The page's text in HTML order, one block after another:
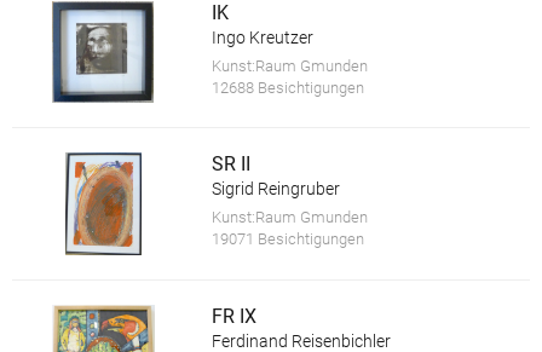
IK
Ingo Kreutzer
Kunst:Raum Gmunden
12688 Besichtigungen
SR II
Sigrid Reingruber
Kunst:Raum Gmunden
19071 Besichtigungen
FR IX
Ferdinand Reisenbichler